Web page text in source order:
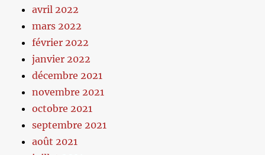
avril 2022
mars 2022
février 2022
janvier 2022
décembre 2021
novembre 2021
octobre 2021
septembre 2021
août 2021